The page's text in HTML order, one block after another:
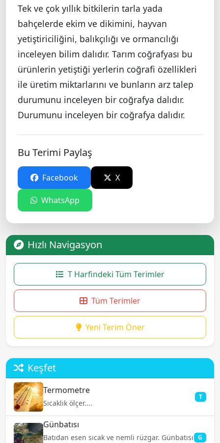
Tek ve çok yıllık bitkilerin tarla yada
bahçelerde ekim ve dikimini, hayvan
yetiştiriciliğini, balıkçılığı ve ormancılığı
inceleyen bilim dalıdır. Tarım coğrafyası bu
ürünlerin yetiştiği yerlerin coğrafi özellikleri
ile üretim miktarlarını ve bunların arz talep
durumunu inceleyen bir coğrafya dalıdır.
Durumunu inceleyen bir coğrafya dalıdır.
Bu Terimi Paylaş
Facebook X
WhatsApp
Hızlı Navigasyon
T Harfindeki Tüm Terimler
Tüm Terimler
Yeni Terim Öner
Keşfet
Termometre
Sıcaklık ölçer....
T
Günbatısı
Batıdan esen sıcak ve nemli rüzgar. Günbatısı
G